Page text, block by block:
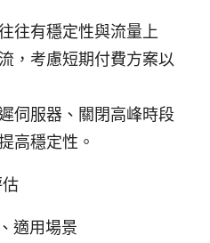
往有穩定性與流量上
，考慮短期付費方案以
伺服器、關閉高峰時段
高穩定性。
適用場景